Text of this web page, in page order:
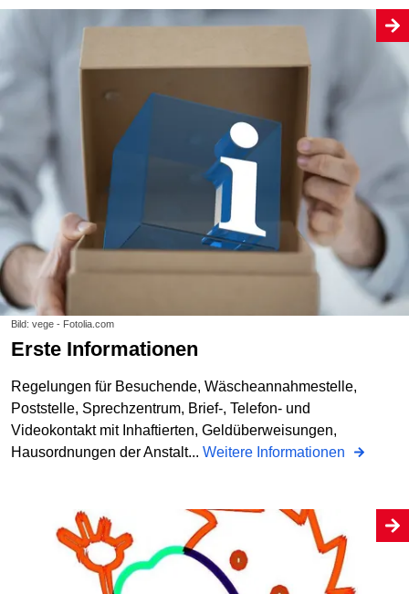
Bild: vege - Fotolia.com
Erste Informationen
Regelungen für Besuchende, Wäscheannahmestelle,
Poststelle, Sprechzentrum, Brief-, Telefon- und
Videokontakt mit Inhaftierten, Geldüberweisungen,
Hausordnungen der Anstalt... Weitere Informationen